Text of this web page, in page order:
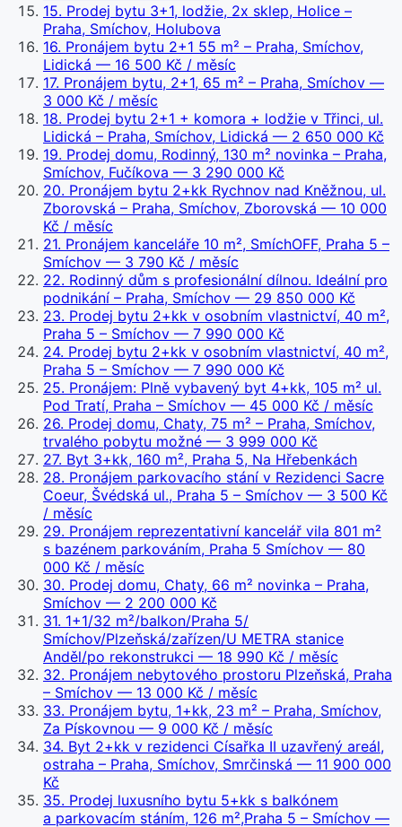
15. Prodej bytu 3+1, lodžie, 2x sklep, Holice –
Praha, Smíchov, Holubova
16. Pronájem bytu 2+1 55 m² – Praha, Smíchov,
Lidická — 16 500 Kč / měsíc
17. Pronájem bytu, 2+1, 65 m² – Praha, Smíchov —
3 000 Kč / měsíc
18. Prodej bytu 2+1 + komora + lodžie v Třinci, ul.
Lidická – Praha, Smíchov, Lidická — 2 650 000 Kč
19. Prodej domu, Rodinný, 130 m² novinka – Praha,
Smíchov, Fučíkova — 3 290 000 Kč
20. Pronájem bytu 2+kk Rychnov nad Kněžnou, ul.
Zborovská – Praha, Smíchov, Zborovská — 10 000
Kč / měsíc
21. Pronájem kanceláře 10 m², SmíchOFF, Praha 5 –
Smíchov — 3 790 Kč / měsíc
22. Rodinný dům s profesionální dílnou. Ideální pro
podnikání – Praha, Smíchov — 29 850 000 Kč
23. Prodej bytu 2+kk v osobním vlastnictví, 40 m²,
Praha 5 – Smíchov — 7 990 000 Kč
24. Prodej bytu 2+kk v osobním vlastnictví, 40 m²,
Praha 5 – Smíchov — 7 990 000 Kč
25. Pronájem: Plně vybavený byt 4+kk, 105 m² ul.
Pod Tratí, Praha – Smíchov — 45 000 Kč / měsíc
26. Prodej domu, Chaty, 75 m² – Praha, Smíchov,
trvalého pobytu možné — 3 999 000 Kč
27. Byt 3+kk, 160 m², Praha 5, Na Hřebenkách
28. Pronájem parkovacího stání v Rezidenci Sacre
Coeur, Švédská ul., Praha 5 – Smíchov — 3 500 Kč
/ měsíc
29. Pronájem reprezentativní kancelář vila 801 m²
s bazénem parkováním, Praha 5 Smíchov — 80
000 Kč / měsíc
30. Prodej domu, Chaty, 66 m² novinka – Praha,
Smíchov — 2 200 000 Kč
31. 1+1/32 m²/balkon/Praha 5/
Smíchov/Plzeňská/zařízen/U METRA stanice
Anděl/po rekonstrukci — 18 990 Kč / měsíc
32. Pronájem nebytového prostoru Plzeňská, Praha
– Smíchov — 13 000 Kč / měsíc
33. Pronájem bytu, 1+kk, 23 m² – Praha, Smíchov,
Za Pískovnou — 9 000 Kč / měsíc
34. Byt 2+kk v rezidenci Císařka II uzavřený areál,
ostraha – Praha, Smíchov, Smrčinská — 11 900 000
Kč
35. Prodej luxusního bytu 5+kk s balkónem
a parkovacím stáním, 126 m²,Praha 5 – Smíchov —